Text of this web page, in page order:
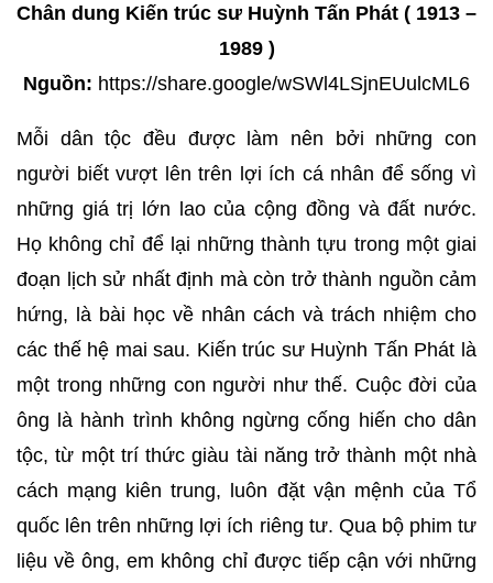
Chân dung Kiến trúc sư Huỳnh Tấn Phát ( 1913 –
1989 )
Nguồn: https://share.google/wSWl4LSjnEUulcML6
Mỗi dân tộc đều được làm nên bởi những con
người biết vượt lên trên lợi ích cá nhân để sống vì
những giá trị lớn lao của cộng đồng và đất nước.
Họ không chỉ để lại những thành tựu trong một giai
đoạn lịch sử nhất định mà còn trở thành nguồn cảm
hứng, là bài học về nhân cách và trách nhiệm cho
các thế hệ mai sau. Kiến trúc sư Huỳnh Tấn Phát là
một trong những con người như thế. Cuộc đời của
ông là hành trình không ngừng cống hiến cho dân
tộc, từ một trí thức giàu tài năng trở thành một nhà
cách mạng kiên trung, luôn đặt vận mệnh của Tổ
quốc lên trên những lợi ích riêng tư. Qua bộ phim tư
liệu về ông, em không chỉ được tiếp cận với những